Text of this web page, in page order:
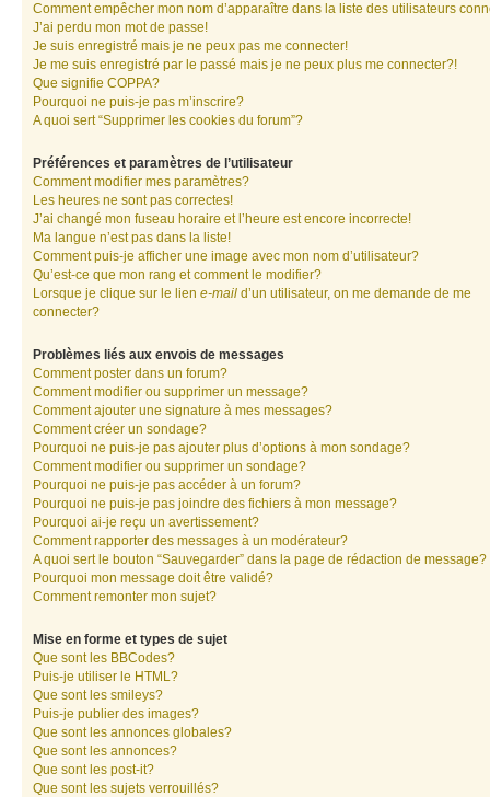
Comment empêcher mon nom d’apparaître dans la liste des utilisateurs
J’ai perdu mon mot de passe!
Je suis enregistré mais je ne peux pas me connecter!
Je me suis enregistré par le passé mais je ne peux plus me connecter?!
Que signifie COPPA?
Pourquoi ne puis-je pas m’inscrire?
A quoi sert “Supprimer les cookies du forum”?
Préférences et paramètres de l’utilisateur
Comment modifier mes paramètres?
Les heures ne sont pas correctes!
J’ai changé mon fuseau horaire et l’heure est encore incorrecte!
Ma langue n’est pas dans la liste!
Comment puis-je afficher une image avec mon nom d’utilisateur?
Qu’est-ce que mon rang et comment le modifier?
Lorsque je clique sur le lien e-mail d’un utilisateur, on me demande de me
connecter?
Problèmes liés aux envois de messages
Comment poster dans un forum?
Comment modifier ou supprimer un message?
Comment ajouter une signature à mes messages?
Comment créer un sondage?
Pourquoi ne puis-je pas ajouter plus d’options à mon sondage?
Comment modifier ou supprimer un sondage?
Pourquoi ne puis-je pas accéder à un forum?
Pourquoi ne puis-je pas joindre des fichiers à mon message?
Pourquoi ai-je reçu un avertissement?
Comment rapporter des messages à un modérateur?
A quoi sert le bouton “Sauvegarder” dans la page de rédaction de message?
Pourquoi mon message doit être validé?
Comment remonter mon sujet?
Mise en forme et types de sujet
Que sont les BBCodes?
Puis-je utiliser le HTML?
Que sont les smileys?
Puis-je publier des images?
Que sont les annonces globales?
Que sont les annonces?
Que sont les post-it?
Que sont les sujets verrouillés?